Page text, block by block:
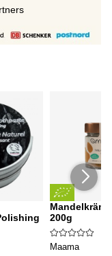
Mandelkräm
200g
Maama